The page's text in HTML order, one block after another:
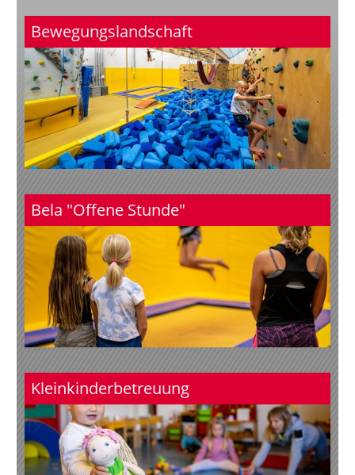
Bewegungslandschaft
Bela "Offene Stunde"
Kleinkinderbetreuung